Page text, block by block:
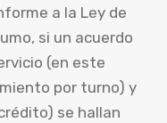
a la Ley de
si un acuerdo
(en este
por turno) y
se hallan